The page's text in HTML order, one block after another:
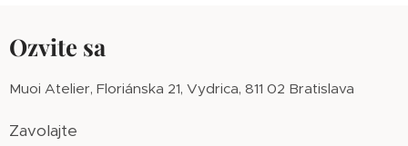
Ozvite sa
Muoi Atelier, Floriánska 21, Vydrica, 811 02 Bratislava
Zavolajte